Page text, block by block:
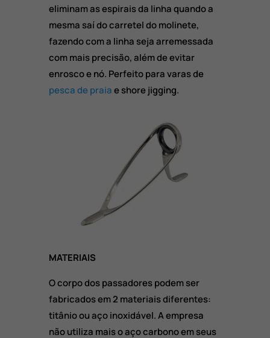
eliminam as espirais da linha quando a
mesma saí do carretel do molinete,
fazendo com a linha seja arremessada
com mais precisão, além de evitar
enrosco e nó. Perfeito para varas de
pesca de praiae shore jigging.
MATERIAIS
O corpo dos passadores podem ser
fabricados em 2 materiais diferentes:
titânio ou aço inoxidável. A empresa
não utiliza mais o aço carbono em seus